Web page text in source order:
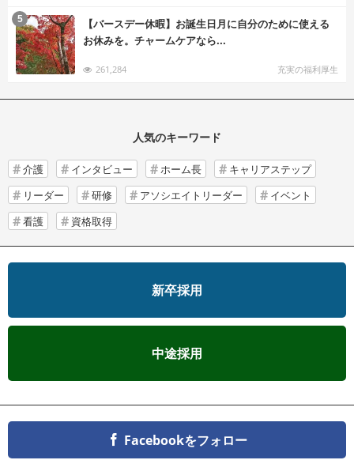
【バースデー休暇】お誕生日月に自分のために使える
お休みを。チャームケアなら...
261,284 充実の福利厚生
5
人気のキーワード
介護 インタビュー ホーム長
キャリアステップ
リーダー
研修 アソシエイトリーダー
イベント
看護
資格取得
新卒採用
中途採用
Facebookをフォロー